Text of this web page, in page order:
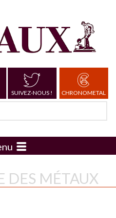
SUIVEZ-NOUS ! CHRONOMETAL
DES MÉTAUX